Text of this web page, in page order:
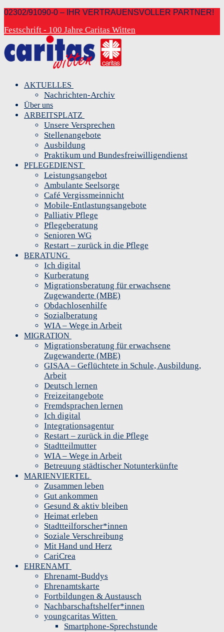
Zum
springen
Menü
Schließen
02302/91090-0 – IHR VERTRAUENSVOLLER PARTNER!
Festschrift - 100 Jahre Caritas Witten
AKTUELLES
Nachrichten-Archiv
Über uns
ARBEITSPLATZ
Unsere Versprechen
Stellenangebote
Ausbildung
Praktikum und Bundesfreiwilligendienst
PFLEGEDIENST
Leistungsangebot
Ambulante Seelsorge
Café Vergissmeinnicht
Mobile-Entlastungsangebote
Palliativ Pflege
Pflegeberatung
Senioren WG
Restart – zurück in die Pflege
BERATUNG
Ich digital
Kurberatung
Migrationsberatung für erwachsene
Zugewanderte (MBE)
Obdachlosenhilfe
Sozialberatung
WIA – Wege in Arbeit
MIGRATION
Migrationsberatung für erwachsene
Zugewanderte (MBE)
GISAA – Geflüchtete in Schule, Ausbildung,
Arbeit
Deutsch lernen
Freizeitangebote
Fremdsprachen lernen
Ich digital
Integrationsagentur
Restart – zurück in die Pflege
Stadtteilmutter
WIA – Wege in Arbeit
Betreuung städtischer Notunterkünfte
MARIENVIERTEL
Zusammen leben
Gut ankommen
Gesund & aktiv bleiben
Heimat erleben
Stadtteilforscher*innen
Soziale Verschreibung
Mit Hand und Herz
CariCrea
EHRENAMT
Ehrenamt-Buddys
Ehrenamtskarte
Fortbildungen & Austausch
Nachbarschaftshelfer*innen
youngcaritas Witten
Smartphone-Sprechstunde